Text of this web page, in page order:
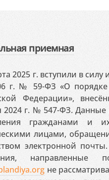
приемная
2025 г. вступили в
г. № 59-ФЗ «О порядке
Федерации»,
2024 г. № 547-ФЗ.
гражданами и
лицами,
электронной
направленные
не